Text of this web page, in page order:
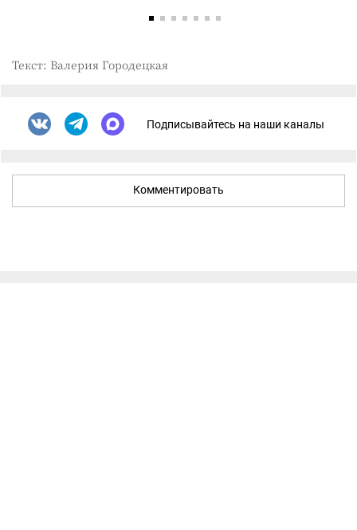
Текст: Валерия Городецкая
Подписывайтесь на наши каналы
Комментировать